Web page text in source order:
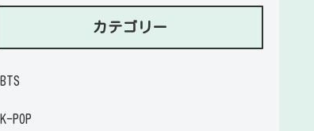
カテゴリー
BTS
K-POP